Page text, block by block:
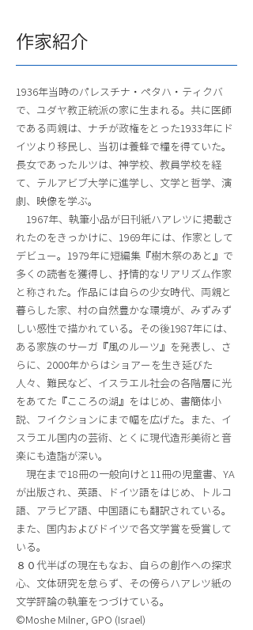
作家紹介
1936年当時のパレスチナ・ペタハ・ティクバ
で、ユダヤ教正統派の家に生まれる。共に医師
である両親は、ナチが政権をとった1933年にド
イツより移民し、当初は養蜂で糧を得ていた。
長女であったルツは、神学校、教員学校を経
て、テルアビブ大学に進学し、文学と哲学、演
劇、映像を学ぶ。
1967年、執筆小品が日刊紙ハアレツに掲載さ
れたのをきっかけに、1969年には、作家として
デビュー。1979年に短編集『樹木祭のあと』で
多くの読者を獲得し、抒情的なリアリズム作家
と称された。作品には自らの少女時代、両親と
暮らした家、村の自然豊かな環境が、みずみず
しい感性で描かれている。その後1987年には、
ある家族のサーガ『風のルーツ』を発表し、さ
らに、2000年からはショアーを生き延びた
人々、難民など、イスラエル社会の各階層に光
をあてた『こころの湖』をはじめ、書簡体小
説、フイクションにまで幅を広げた。また、イ
スラエル国内の芸術、とくに現代造形美術と音
楽にも造詣が深い。
現在まで18冊の一般向けと11冊の児童書、YA
が出版され、英語、ドイツ語をはじめ、トルコ
語、アラビア語、中国語にも翻訳されている。
また、国内およびドイツで各文学賞を受賞して
いる。
８０代半ばの現在もなお、自らの創作への探求
心、文体研究を怠らず、その傍らハアレツ紙の
文学評論の執筆をつづけている。
©Moshe Milner, GPO (Israel)